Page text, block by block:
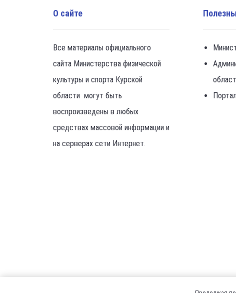
О сайте
Все материалы официального
сайта Министерства физической
культуры и спорта Курской
области могут быть
воспроизведены в любых
средствах массовой информации и
на серверах сети Интернет.